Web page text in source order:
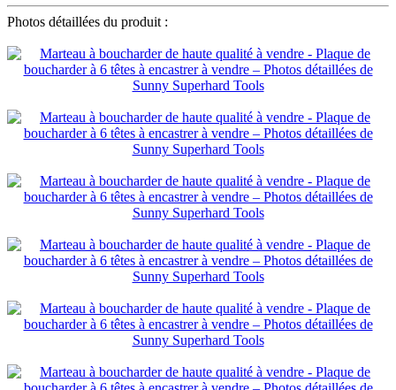
Photos détaillées du produit :